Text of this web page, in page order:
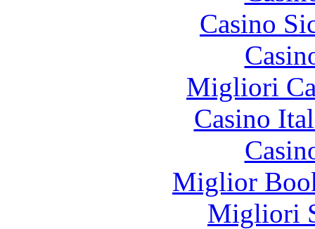
Casino
Migliori
Casino
Miglior
Migliori